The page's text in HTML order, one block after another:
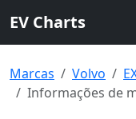
EV Charts
Marcas Volvo
Informações de